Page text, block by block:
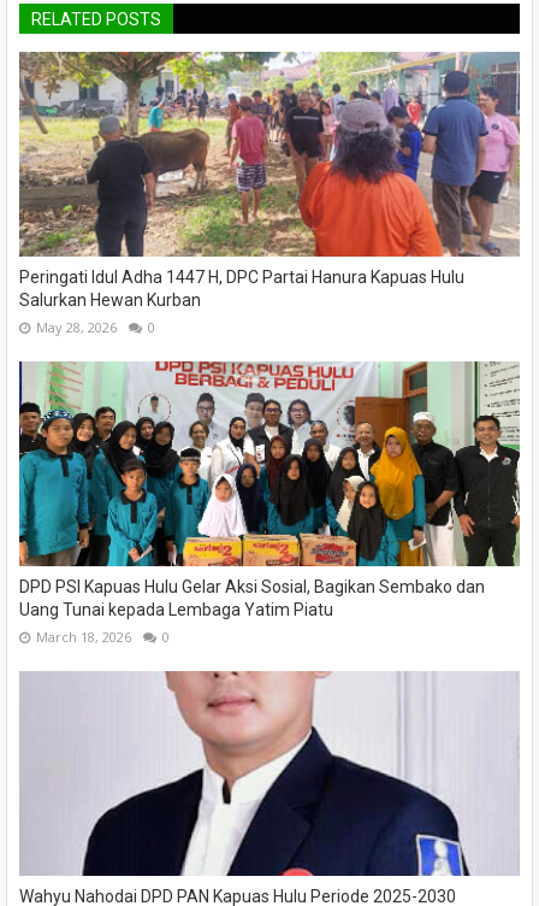
RELATED POSTS
Peringati Idul Adha 1447 H, DPC Partai Hanura Kapuas Hulu
Salurkan Hewan Kurban
May 28, 2026 0
DPD PSI Kapuas Hulu Gelar Aksi Sosial, Bagikan Sembako dan
Uang Tunai kepada Lembaga Yatim Piatu
March 18, 2026 0
Wahyu Nahodai DPD PAN Kapuas Hulu Periode 2025-2030